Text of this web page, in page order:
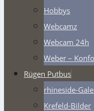
Hobbys
Webcamz
Webcam 24h
Weber –
Rügen Putbus
rhineside-
Krefeld-Bilder